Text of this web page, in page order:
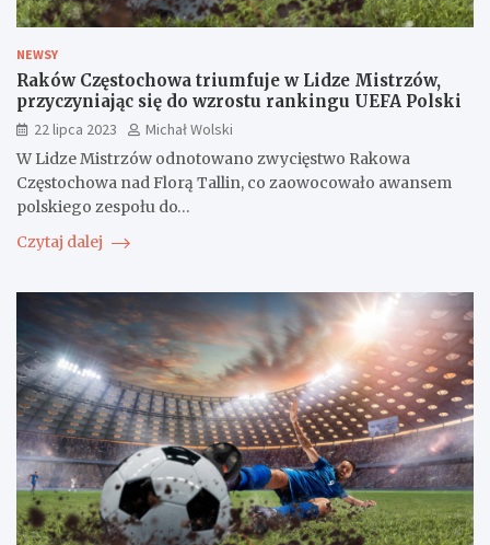
NEWSY
Raków Częstochowa triumfuje w Lidze Mistrzów,
przyczyniając się do wzrostu rankingu UEFA Polski
22 lipca 2023
Michał Wolski
W Lidze Mistrzów odnotowano zwycięstwo Rakowa
Częstochowa nad Florą Tallin, co zaowocowało awansem
polskiego zespołu do…
Czytaj dalej